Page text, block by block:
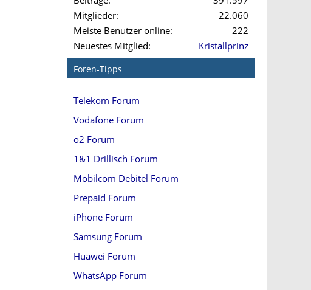
Mitglieder
22.060
Meiste Benutzer online
222
Neuestes Mitglied
Kristallprinz
Foren-Tipps
Telekom Forum
Vodafone Forum
o2 Forum
1&1 Drillisch Forum
Mobilcom Debitel Forum
Prepaid Forum
iPhone Forum
Samsung Forum
Huawei Forum
WhatsApp Forum